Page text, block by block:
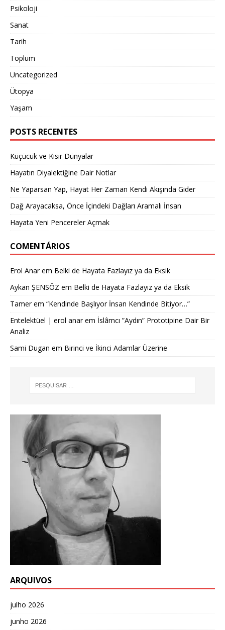
Psikoloji
Sanat
Tarih
Toplum
Uncategorized
Ütopya
Yaşam
POSTS RECENTES
Küçücük ve Kısır Dünyalar
Hayatın Diyalektiğine Dair Notlar
Ne Yaparsan Yap, Hayat Her Zaman Kendi Akışında Gider
Dağ Arayacaksa, Önce İçindeki Dağları Aramalı İnsan
Hayata Yeni Pencereler Açmak
COMENTÁRIOS
Erol Anarem Belki de Hayata Fazlayız ya da Eksik
Aykan ŞENSÖZ em Belki de Hayata Fazlayız ya da Eksik
Tamerem “Kendinde Başlıyor İnsan Kendinde Bitiyor…”
Entelektüel | erol anarem İslâmcı ”Aydın” Prototipine Dair Bir
Analiz
Sami Dugan em Birinci ve İkinci Adamlar Üzerine
ARQUIVOS
julho 2026
junho 2026